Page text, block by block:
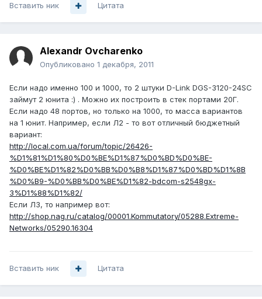
Вставить ник Цитата
Alexandr Ovcharenko
Опубликовано 1 декабря, 2011
Если надо именно 100 и 1000, то 2 штуки D-Link DGS-3120-24SC
займут 2 юнита :) . Можно их построить в стек портами 20Г.
Если надо 48 портов, но только на 1000, то масса вариантов
на 1 юнит. Например, если Л2 - то вот отличный бюджетный
вариант:
http://local.com.ua/forum/topic/26426-
%D1%81%D1%80%D0%BE%D1%87%D0%BD%D0%BE-
%D0%BE%D1%82%D0%BB%D0%B8%D1%87%D0%BD%D1%8B
%D0%B9-%D0%BB%D0%BE%D1%82-bdcom-s2548gx-
3%D1%88%D1%82/
Если Л3, то например вот:
http://shop.nag.ru/catalog/00001.Kommutatory/05288.Extreme-
Networks/05290.16304
Вставить ник Цитата